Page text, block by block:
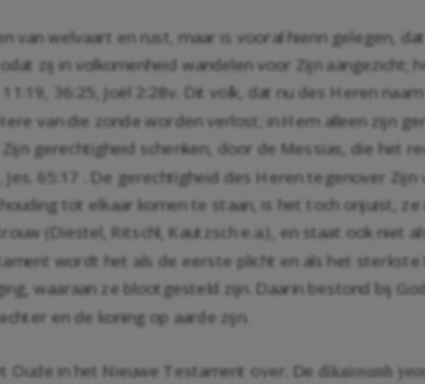
van welvaart en rust, maar is vooral hierin gelegen,
zij in volkomenheid wandelen voor Zijn aangezicht;
36:25 Joël 2:28v. Dit volk, dat nu des Heren
van die zonde worden verlost; in Hem alleen zijn
Zijn gerechtigheid schenken, door de Messias, die het
Jes. 65:17 . De gerechtigheid des Heren tegenover
tot elkaar komen te staan, is het toch onjuist,
(Diestel, Ritschl, Kautzsch e.a.), en staat ook niet
wordt het als de eerste plicht en als het
waaraan ze blootgesteld zijn. Daarin bestond bij
en de koning op aarde zijn.
Oude in het Nieuwe Testament over. Dedikaiosunh